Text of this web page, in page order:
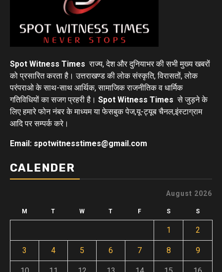
Spot Witness Times राज्य, देश और दुनियाभर की सभी मुख्य खबरों
को प्रसारित करता है। उत्तराखण्ड की लोक संस्कृति, विरासतों, लोक
परंपराओ के साथ-साथ आर्थिक, सामाजिक राजनीतिक व धार्मिक
गतिविधियों का सजग प्रहरी है। Spot Witness Times से जुड़ने के
लिए हमारे फोन नंबर के माध्यम या फेसबुक पेज,यू-ट्यूब चैनल,इंस्टाग्राम
आदि पर सम्पर्क करे।
Email: spotwitnesstimes@gmail.com
CALENDER
August 2026
M T W T F S S
1 2
3 4 5 6 7 8 9